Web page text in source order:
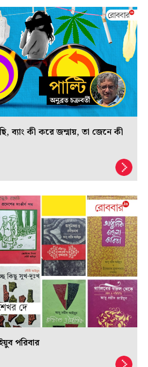
ব্যাং কী করে জন্মায়, তা জেনে কী
পরিবার